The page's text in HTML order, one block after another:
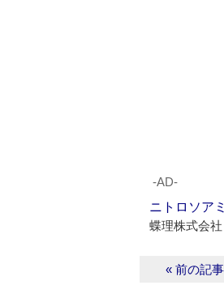
‐AD‐
ニトロソア
蝶理株式会社
« 前の記事